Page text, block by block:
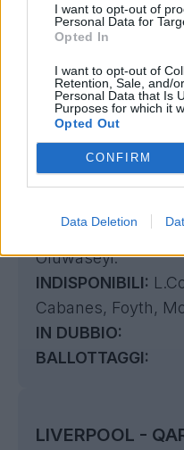
I want to opt-out of
Personal Data for
Opted In
I want to opt-out of
Retention, Sale, and/
Personal Data that Is
Purposes for which it
Opted Out
CONFIRM
Data Deletion
A.Garcia,
Maza - Schick.
INDISPONIBILI:
Flekken, Tella, Ben
IN DUBBIO: -
BALLOTTAGGI:
Villarreal 4-4-2:
Comesana,
Oluwaseyi.
INDISPONIBILI:
Cabanes, Foyth,
IN DUBBIO:
BALLOTTAGGI:
LIVERPOOL -